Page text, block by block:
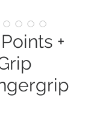
+